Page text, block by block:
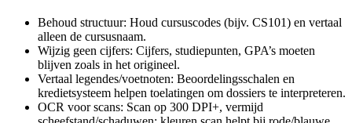
Behoud structuur: Houd cursuscodes (bijv. CS101) en vertaal
alleen de cursusnaam.
Wijzig geen cijfers: Cijfers, studiepunten, GPA’s moeten
blijven zoals in het origineel.
Vertaal legendes/voetnoten: Beoordelingsschalen en
kredietsysteem helpen toelatingen om dossiers te interpreteren.
OCR voor scans: Scan op 300 DPI+, vermijd